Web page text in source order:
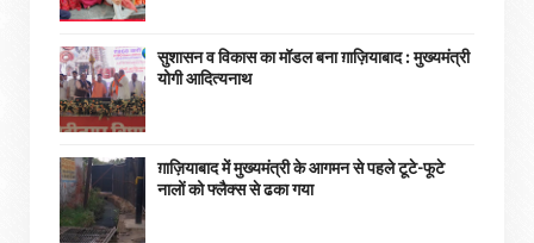
सुशासन व विकास का मॉडल बना ग़ाज़ियाबाद : ​मुख्यमंत्री
योगी आदित्यनाथ
ग़ाज़ियाबाद में मुख्यमंत्री के आगमन से पहले टूटे-फूटे
नालों को फ्लैक्स से ढका गया